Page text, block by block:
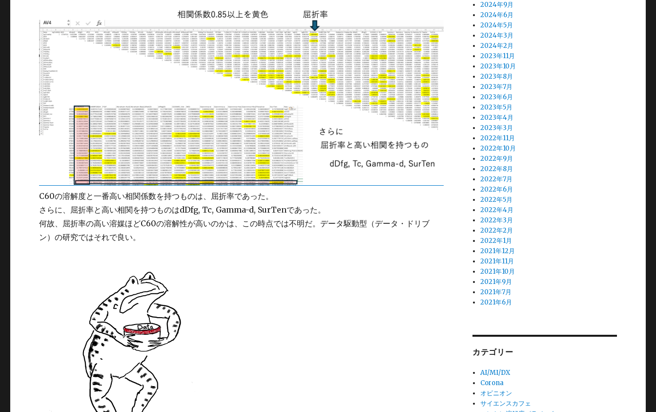
C60の溶解度と一番高い相関係数を持つものは、屈折率であった。
さらに、屈折率と高い相関を持つものはdDfg, Tc, Gamma-d, SurTenであった。
何故、屈折率の高い溶媒ほどC60の溶解性が高いのかは、この時点では不明だ。データ駆動型（データ・ドリブ
ン）の研究ではそれで良い。
2024年9月
2024年6月
2024年5月
2024年3月
2024年2月
2023年11月
2023年10月
2023年8月
2023年7月
2023年6月
2023年5月
2023年4月
2023年3月
2022年11月
2022年10月
2022年9月
2022年8月
2022年7月
2022年6月
2022年5月
2022年4月
2022年3月
2022年2月
2022年1月
2021年12月
2021年11月
2021年10月
2021年9月
2021年7月
2021年6月
カテゴリー
AI/MI/DX
Corona
オピニオン
サイエンスカフェ